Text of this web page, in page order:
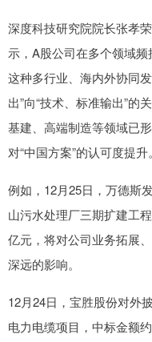
深度科技研究院院长张孝
示，A股公司在多个领域频
这种多行业、海内外协同
出”向“技术、标准输出”的
基建、高端制造等领域已
对“中国方案”的认可度提升。
例如，12月25日，万德斯
山污水处理厂三期扩建工
亿元，将对公司业务拓展
深远的影响。
12月24日，宝胜股份对外
电力电缆项目，中标金额